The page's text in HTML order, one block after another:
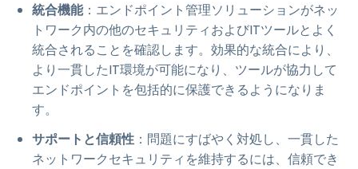
統合機能：エンドポイント管理ソリューションがネッ
トワーク内の他のセキュリティおよびITツールとよく
統合されることを確認します。効果的な統合により、
より一貫したIT環境が可能になり、ツールが協力して
エンドポイントを包括的に保護できるようになりま
す。
サポートと信頼性 ：問題にすばやく対処し、一貫した
ネットワークセキュリティを維持するには、信頼でき